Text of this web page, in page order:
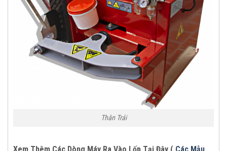
Thân Trái
Xem Thêm Các Dòng Máy Ra Vào Lốp Tại Đây ( Các Mẫu